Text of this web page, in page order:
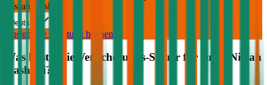
Nissan Qashqai
Deutsch
Kostenlose Beratung buchen
Was kostet die Versicherungs-Steuer für einen
Nissan
Qashqai?